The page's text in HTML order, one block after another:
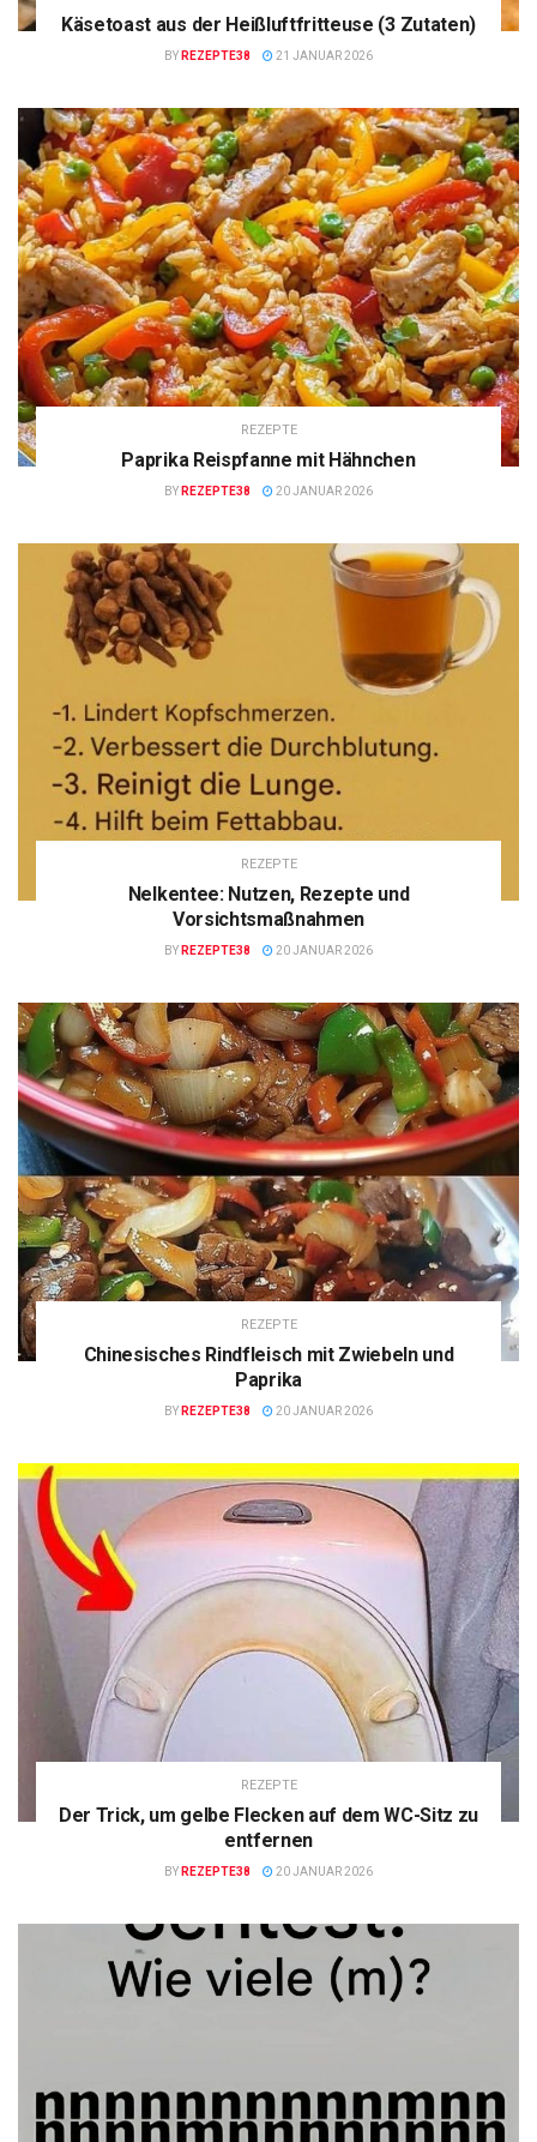
Käsetoast aus der Heißluftfritteuse (3 Zutaten)
BY REZEPTE38 21 JANUAR 2026
REZEPTE
Paprika Reispfanne mit Hähnchen
BY REZEPTE38 20 JANUAR 2026
REZEPTE
Nelkentee: Nutzen, Rezepte und
Vorsichtsmaßnahmen
BY REZEPTE38 20 JANUAR 2026
REZEPTE
Chinesisches Rindfleisch mit Zwiebeln und
Paprika
BY REZEPTE38 20 JANUAR 2026
REZEPTE
Der Trick, um gelbe Flecken auf dem WC-Sitz zu
entfernen
BY REZEPTE38 20 JANUAR 2026